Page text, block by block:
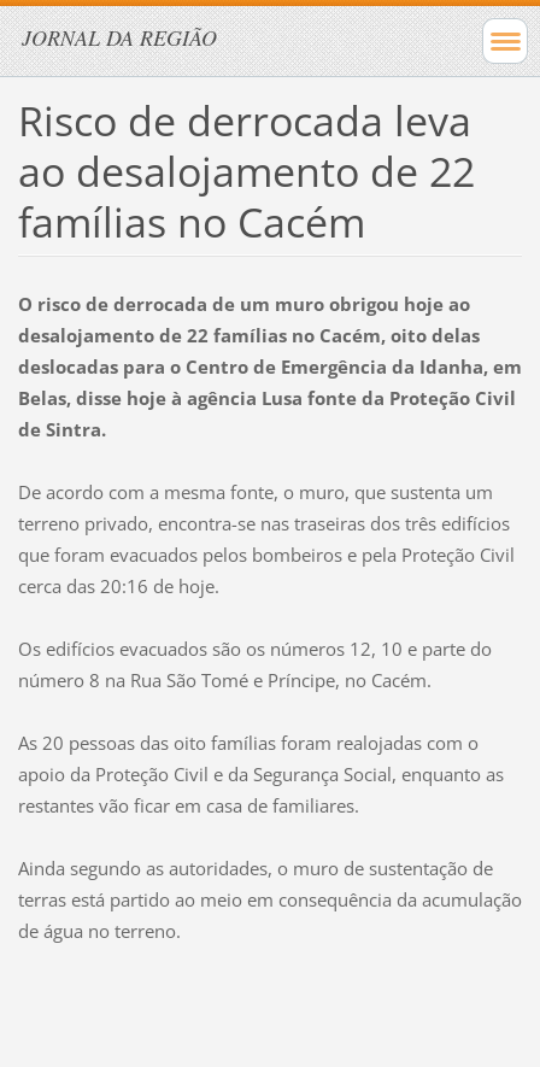
JORNAL DA REGIÃO
Risco de derrocada leva
ao desalojamento de 22
famílias no Cacém
O risco de derrocada de um muro obrigou hoje ao
desalojamento de 22 famílias no Cacém, oito delas
deslocadas para o Centro de Emergência da Idanha, em
Belas, disse hoje à agência Lusa fonte da Proteção Civil
de Sintra.
De acordo com a mesma fonte, o muro, que sustenta um
terreno privado, encontra-se nas traseiras dos três edifícios
que foram evacuados pelos bombeiros e pela Proteção Civil
cerca das 20:16 de hoje.
Os edifícios evacuados são os números 12, 10 e parte do
número 8 na Rua São Tomé e Príncipe, no Cacém.
As 20 pessoas das oito famílias foram realojadas com o
apoio da Proteção Civil e da Segurança Social, enquanto as
restantes vão ficar em casa de familiares.
Ainda segundo as autoridades, o muro de sustentação de
terras está partido ao meio em consequência da acumulação
de água no terreno.